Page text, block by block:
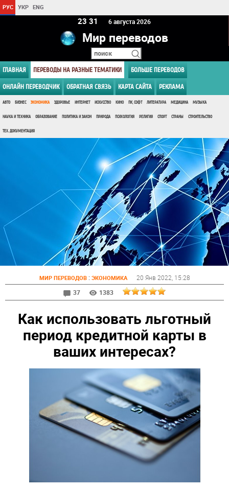
РУС УКР ENG
23:32 6 августа 2026
Мир переводов
ГЛАВНАЯ ПЕРЕВОДЫ НА РАЗНЫЕ ТЕМАТИКИ БОЛЬШЕ ПЕРЕВОДОВ
ОНЛАЙН ПЕРЕВОДЧИК ОБРАТНАЯ СВЯЗЬ КАРТА САЙТА РЕКЛАМА
АВТО БИЗНЕС ЭКОНОМИКА ЗДОРОВЬЕ ИНТЕРНЕТ ИСКУССТВО КИНО ПК, СОФТ ЛИТЕРАТУРА МЕДИЦИНА МУЗЫКА
НАУКА И ТЕХНИКА ОБРАЗОВАНИЕ ПОЛИТИКА И ЗАКОН ПРИРОДА ПСИХОЛОГИЯ РЕЛИГИЯ СПОРТ СТРАНЫ СТРОИТЕЛЬСТВО
ТЕХ. ДОКУМЕНТАЦИЯ
МИР ПЕРЕВОДОВ: ЭКОНОМИКА 20 Янв 2022 , 15:28
37
1383
Как использовать льготный
период кредитной карты в
ваших интересах?